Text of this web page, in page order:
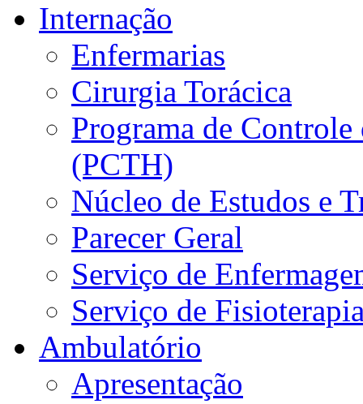
Internação
Enfermarias
Cirurgia Torácica
Programa de
(PCTH)
Núcleo de Estudos e
Parecer Geral
Serviço de
Serviço de
Ambulatório
Apresentação